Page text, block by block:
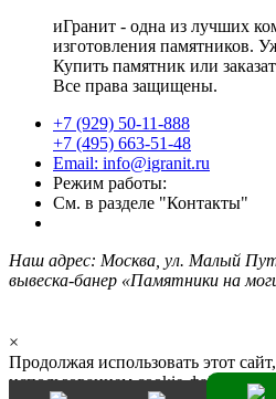
иГранит - одна из лучших
изготовления памятников.
Купить памятник или
Все права защищены.
+7 (929) 50-11-888
+7 (495) 663-51-48
Email: info@igranit.ru
Режим работы:
См. в разделе "Контакты"
Наш адрес: Москва, ул. Малый
вывеска-банер «Памятники на
×
Продолжая использовать этот
использованием cookie-файлов.